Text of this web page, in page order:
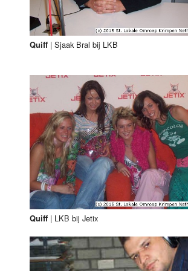
Quiff| Sjaak Bral bij LKB
Quiff| LKB bij Jetix